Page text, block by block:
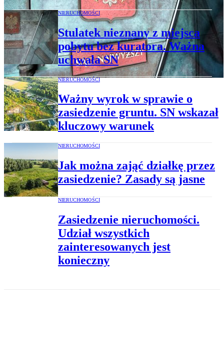
NIERUCHOMOŚCI
Stulatek nieznany z miejsca
pobytu bez kuratora. Ważna
uchwała SN
NIERUCHOMOŚCI
Ważny wyrok w sprawie o
zasiedzenie gruntu. SN wskazał
kluczowy warunek
NIERUCHOMOŚCI
Jak można zająć działkę przez
zasiedzenie? Zasady są jasne
NIERUCHOMOŚCI
Zasiedzenie nieruchomości.
Udział wszystkich
zainteresowanych jest
konieczny